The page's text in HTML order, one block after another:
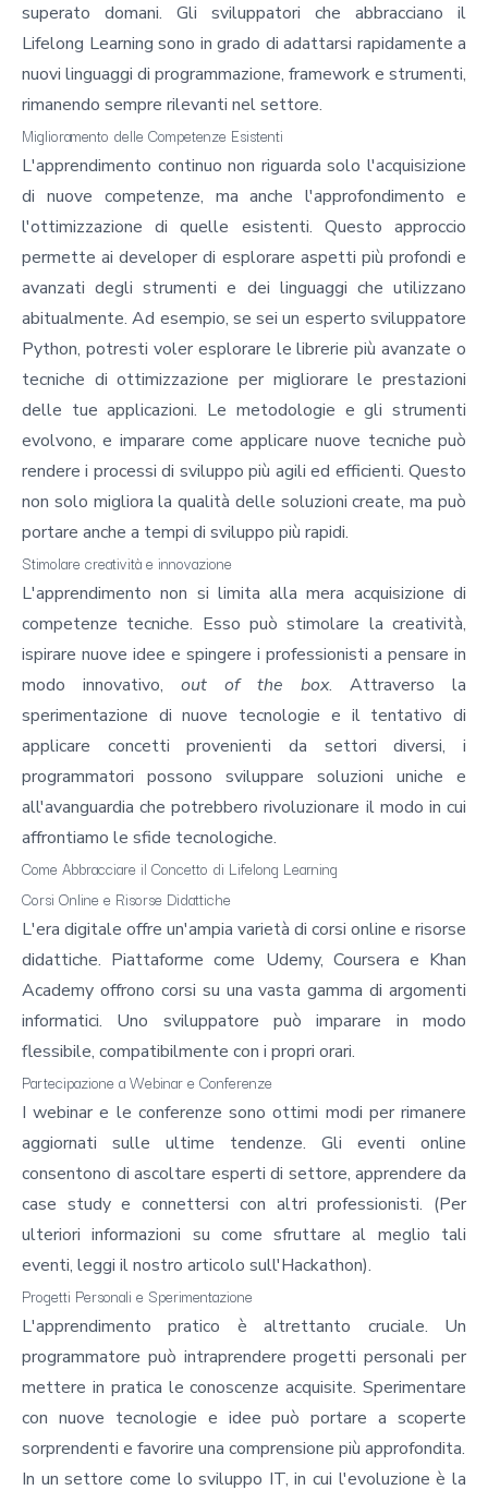
superato domani. Gli sviluppatori che abbracciano il
Lifelong Learning sono in grado di adattarsi rapidamente a
nuovi linguaggi di programmazione, framework e strumenti,
rimanendo sempre rilevanti nel settore.
Miglioramento delle Competenze Esistenti
L'apprendimento continuo non riguarda solo l'acquisizione
di nuove competenze, ma anche l'approfondimento e
l'ottimizzazione di quelle esistenti. Questo approccio
permette ai developer di esplorare aspetti più profondi e
avanzati degli strumenti e dei linguaggi che utilizzano
abitualmente. Ad esempio, se sei un esperto sviluppatore
Python, potresti voler esplorare le librerie più avanzate o
tecniche di ottimizzazione per migliorare le prestazioni
delle tue applicazioni. Le metodologie e gli strumenti
evolvono, e imparare come applicare nuove tecniche può
rendere i processi di sviluppo più agili ed efficienti. Questo
non solo migliora la qualità delle soluzioni create, ma può
portare anche a tempi di sviluppo più rapidi.
Stimolare creatività e innovazione
L'apprendimento non si limita alla mera acquisizione di
competenze tecniche. Esso può stimolare la creatività,
ispirare nuove idee e spingere i professionisti a pensare in
modo innovativo, out of the box. Attraverso la
sperimentazione di nuove tecnologie e il tentativo di
applicare concetti provenienti da settori diversi, i
programmatori possono sviluppare soluzioni uniche e
all'avanguardia che potrebbero rivoluzionare il modo in cui
affrontiamo le sfide tecnologiche.
Come Abbracciare il Concetto di Lifelong Learning
Corsi Online e Risorse Didattiche
L'era digitale offre un'ampia varietà di corsi online e risorse
didattiche. Piattaforme come Udemy, Coursera e Khan
Academy offrono corsi su una vasta gamma di argomenti
informatici. Uno sviluppatore può imparare in modo
flessibile, compatibilmente con i propri orari.
Partecipazione a Webinar e Conferenze
I webinar e le conferenze sono ottimi modi per rimanere
aggiornati sulle ultime tendenze. Gli eventi online
consentono di ascoltare esperti di settore, apprendere da
case study e connettersi con altri professionisti. (Per
ulteriori informazioni su come sfruttare al meglio tali
eventi, leggi ilnostro articolo sull'Hackathon).
Progetti Personali e Sperimentazione
L'apprendimento pratico è altrettanto cruciale. Un
programmatore può intraprendere progetti personali per
mettere in pratica le conoscenze acquisite. Sperimentare
con nuove tecnologie e idee può portare a scoperte
sorprendenti e favorire una comprensione più approfondita.
In un settore come lo sviluppo IT, in cui l'evoluzione è la